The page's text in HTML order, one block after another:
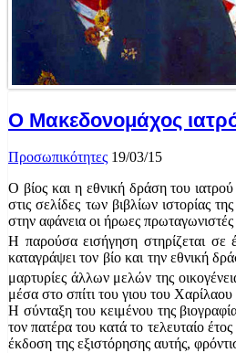
Ο Μακεδονομάχος
Προσωπικότητες 19/03/15
Ο βίος και η εθνική δράση του
στις σελίδες των βιβλίων ιστορίας
στην αφάνεια οι ήρωες
Η παρούσα εισήγηση στηρίζεται σε
καταγράψει τον βίο και την εθνική
μαρτυρίες άλλων μελών της
μέσα στο σπίτι του γιου του
Η σύνταξη του κειμένου της
τον πατέρα του κατά το τελευταίο
έκδοση της εξιστόρησης αυτής,